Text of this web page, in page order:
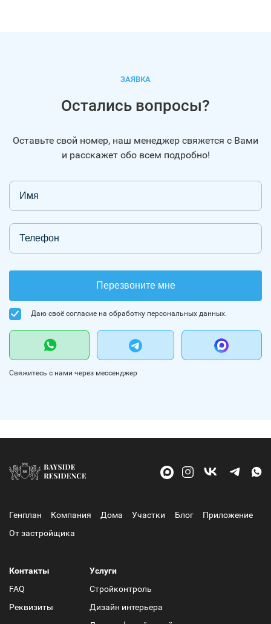
ЗАЯВКА
Остались вопросы?
Оставьте свой номер, наш менеджер свяжется с Вами
и расскажет обо всем подробно!
Свяжитесь с нами через мессенджер
Перезвоните мне
Даю своё согласие на обработку персональных данных.
Генплан Компания Дома Участки Блог
Приложение
От застройщика
Услуги
Стройконтроль
Дизайн интерьера
Контакты
FAQ
Реквизиты